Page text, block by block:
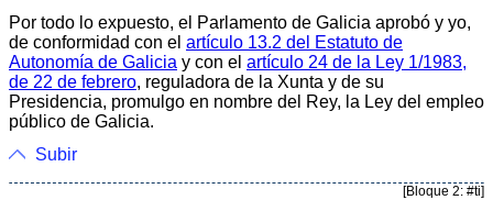
Por todo lo expuesto, el Parlamento de Galicia aprobó y yo,
de conformidad con el artículo 13.2 del Estatuto de
Autonomía de Galicia y con el artículo 24 de la Ley 1/1983,
de 22 de febrero, reguladora de la Xunta y de su
Presidencia, promulgo en nombre del Rey, la Ley del empleo
público de Galicia.
Subir
[Bloque 2: #ti]